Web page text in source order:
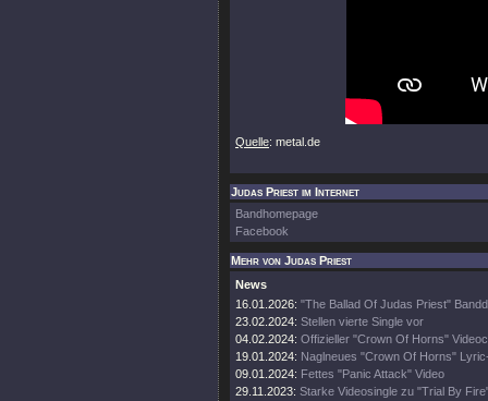
Quelle: metal.de
Judas Priest im Internet
Bandhomepage
Facebook
Mehr von Judas Priest
News
16.01.2026: "The Ballad Of Judas Priest"
23.02.2024: Stellen vierte Single vor
04.02.2024: Offizieller "Crown Of Horns"
19.01.2024: Naglneues "Crown Of Horns"
09.01.2024: Fettes "Panic Attack" Video
29.11.2023: Starke Videosingle zu "Trial By